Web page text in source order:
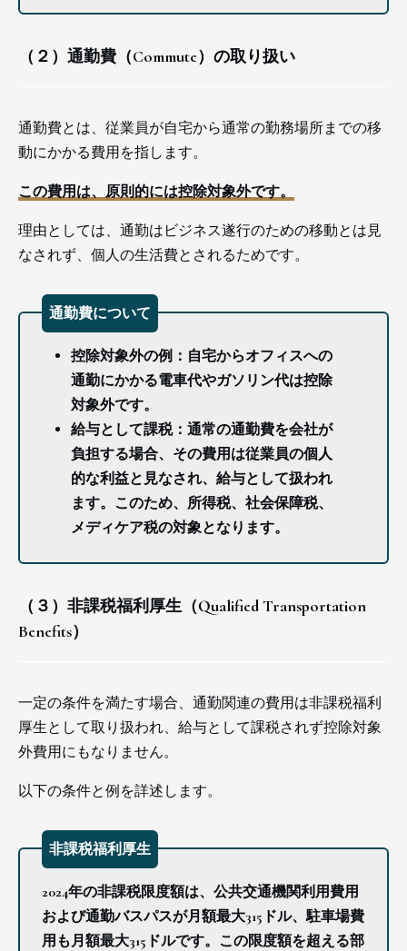
（２）通勤費（Commute）の取り扱い
通勤費とは、従業員が自宅から通常の勤務場所までの移
動にかかる費用を指します。
この費用は、原則的には控除対象外です。
理由としては、通勤はビジネス遂行のための移動とは見
なされず、個人の生活費とされるためです。
通勤費について
控除対象外の例：自宅からオフィスへの
通勤にかかる電車代やガソリン代は控除
対象外です。
給与として課税：通常の通勤費を会社が
負担する場合、その費用は従業員の個人
的な利益と見なされ、給与として扱われ
ます。このため、所得税、社会保障税、
メディケア税の対象となります。
（３）非課税福利厚生（Qualified Transportation
Benefits）
一定の条件を満たす場合、通勤関連の費用は非課税福利
厚生として取り扱われ、給与として課税されず控除対象
外費用にもなりません。
以下の条件と例を詳述します。
非課税福利厚生
2024年の非課税限度額は、公共交通機関利用費用
および通勤バスパスが月額最大315ドル、駐車場費
用も月額最大315ドルです。この限度額を超える部